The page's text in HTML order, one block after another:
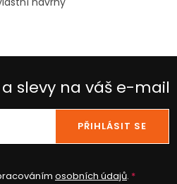
slevy na váš e-mail
osobních údajů.
PŘIHLÁSIT SE